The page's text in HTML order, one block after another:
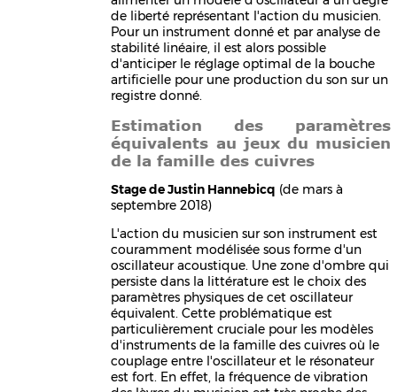
de liberté représentant l'action du musicien.
Pour un instrument donné et par analyse de
stabilité linéaire, il est alors possible
d'anticiper le réglage optimal de la bouche
artificielle pour une production du son sur un
registre donné.
Estimation des paramètres
équivalents au jeux du musicien
de la famille des cuivres
Stage de Justin Hannebicq (de mars à
septembre 2018)
L'action du musicien sur son instrument est
couramment modélisée sous forme d'un
oscillateur acoustique. Une zone d'ombre qui
persiste dans la littérature est le choix des
paramètres physiques de cet oscillateur
équivalent. Cette problématique est
particulièrement cruciale pour les modèles
d'instruments de la famille des cuivres où le
couplage entre l'oscillateur et le résonateur
est fort. En effet, la fréquence de vibration